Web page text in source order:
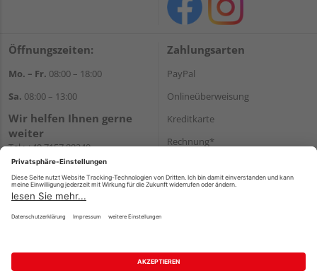
Öffnungszeiten:
Mo. – Fr. 08:00 – 18:00
Sa. 08:00 – 13:00
Wir helfen Ihnen gerne
weiter
Tel.:+49 7157 88240
E-Mail:shop@holzland-
filderstadt.de
Zahlungsarten
PayPal
Onlineüberweisung
Kreditkarte
Rechnung*
Versand
Impressum AGB Widerruf
Datenschutz